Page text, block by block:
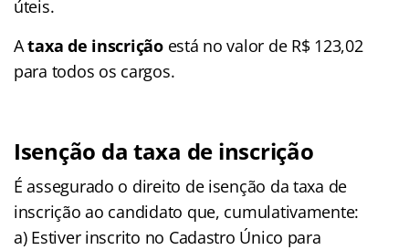
úteis.
Ataxa de inscriçãoestá no valor de R$ 123,02
para todos os cargos.
Isenção da taxa de inscrição
É assegurado o direito de isenção da taxa de
inscrição ao candidato que, cumulativamente:
a) Estiver inscrito no Cadastro Único para